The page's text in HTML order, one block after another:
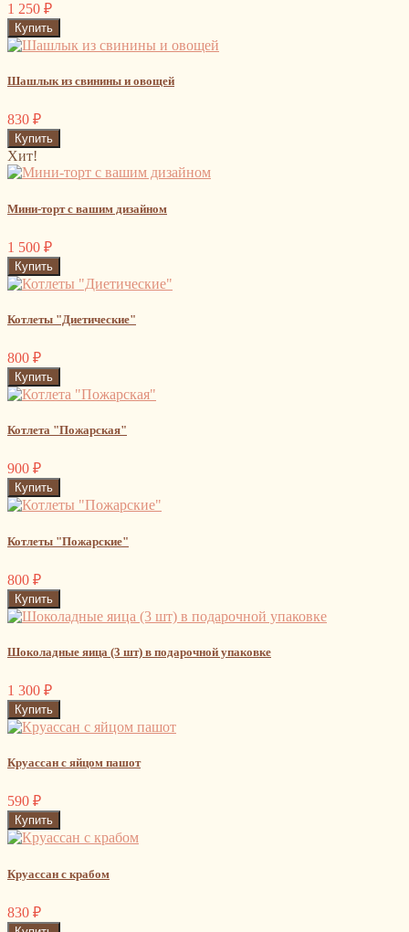
1 250 ₽
Шашлык из свинины и овощей
830 ₽
Хит!
Мини-торт с вашим дизайном
1 500 ₽
Котлеты "Диетические"
800 ₽
Котлета "Пожарская"
900 ₽
Котлеты "Пожарские"
800 ₽
Шоколадные яица (3 шт) в подарочной упаковке
1 300 ₽
Круассан с яйцом пашот
590 ₽
Круассан с крабом
830 ₽